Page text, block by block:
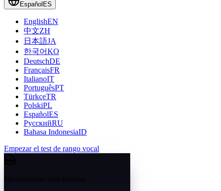
Español ES
EnglishEN
中文ZH
日本語JA
한국어KO
DeutschDE
FrançaisFR
ItalianoIT
PortuguêsPT
TürkçeTR
PolskiPL
EspañolES
РусскийRU
Bahasa IndonesiaID
Empezar el test de rango vocal